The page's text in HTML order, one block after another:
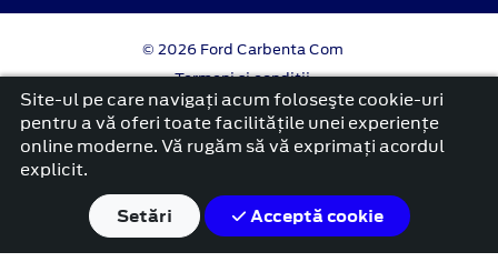
© 2026 Ford Carbenta Com
Termeni si conditii
Confidentialitate
Politica cookies
platformă dezvoltată de Workleto
Site-ul pe care navigați acum foloseşte cookie-uri
pentru a vă oferi toate facilitățile unei experiențe
online moderne. Vă rugăm să vă exprimați acordul
explicit.
Setări
Acceptă cookie